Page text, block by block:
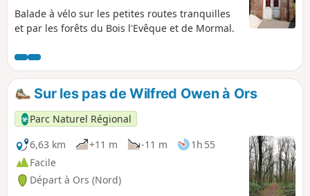
Balade à vélo sur les petites routes tranquilles
et par les forêts du Bois l'Evêque et de Mormal.
Sur les pas de Wilfred Owen à Ors
Parc Naturel Régional
6,63 km
+11 m -11 m
1h 55
Facile
Départ à Ors (Nord)